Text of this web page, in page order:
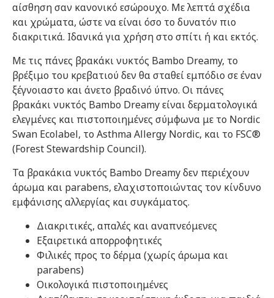
αίσθηση σαν κανονικό εσώρουχο. Με λεπτά σχέδια
και χρώματα, ώστε να είναι όσο το δυνατόν πιο
διακριτικά. Ιδανικά για χρήση στο σπίτι ή και εκτός.
Με τις πάνες βρακάκι νυκτός Bambo Dreamy, το
βρέξιμο του κρεβατιού δεν θα σταθεί εμπόδιο σε έναν
ξέγνοιαστο και άνετο βραδινό ύπνο. Οι πάνες
βρακάκι νυκτός Bambo Dreamy είναι δερματολογικά
ελεγμένες και πιστοποιημένες σύμφωνα με το Nordic
Swan Ecolabel, το Asthma Allergy Nordic, και το FSC®
(Forest Stewardship Council).
Τα βρακάκια νυκτός Bambo Dreamy δεν περιέχουν
άρωμα και parabens, ελαχιστοποιώντας τον κίνδυνο
εμφάνισης αλλεργίας και συγκάματος.
Διακριτικές, απαλές και αναπνεόμενες
Εξαιρετικά απορροφητικές
Φιλικές προς το δέρμα (χωρίς άρωμα και
parabens)
Οικολογικά πιστοποιημένες